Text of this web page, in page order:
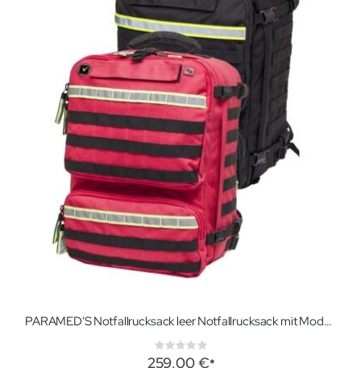
PARAMED'S Notfallrucksack leer Notfallrucksack mit Modultaschen
Rating:
0%
259,00 €